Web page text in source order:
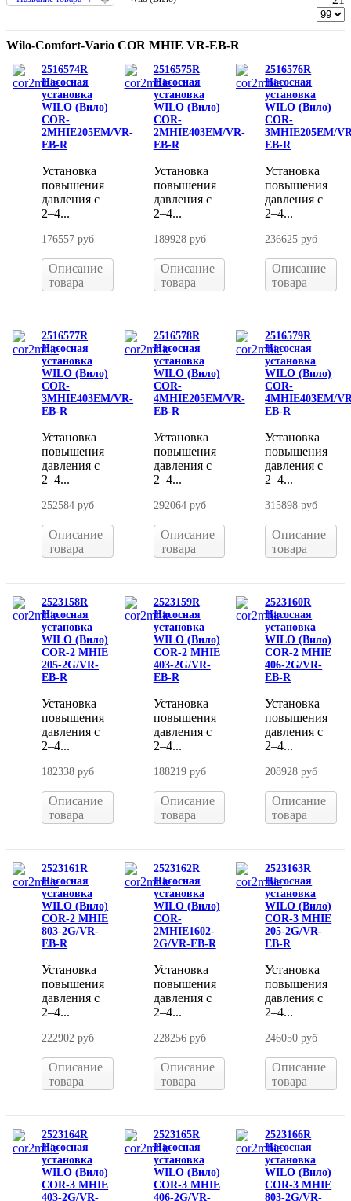
Wilo-Comfort-Vario COR MHIE VR-EB-R
2516574R
Насосная
установка
WILO (Вило)
COR-
2MHIE205EM/VR-
EB-R
Установка
повышения
давления с
2–4...
176557 руб
Описание
товара
2516575R
Насосная
установка
WILO (Вило)
COR-
2MHIE403EM/VR-
EB-R
Установка
повышения
давления с
2–4...
189928 руб
Описание
товара
2516576R
Насосная
установка
WILO (Вило)
COR-
3MHIE205EM/
EB-R
Установка
повышения
давления с
2–4...
236625 руб
Описание
товара
2516577R
Насосная
установка
WILO (Вило)
COR-
3MHIE403EM/VR-
EB-R
Установка
повышения
давления с
2–4...
252584 руб
Описание
товара
2516578R
Насосная
установка
WILO (Вило)
COR-
4MHIE205EM/VR-
EB-R
Установка
повышения
давления с
2–4...
292064 руб
Описание
товара
2516579R
Насосная
установка
WILO (Вило)
COR-
4MHIE403EM/
EB-R
Установка
повышения
давления с
2–4...
315898 руб
Описание
товара
2523158R
Насосная
установка
WILO (Вило)
COR-2 MHIE
205-2G/VR-
EB-R
Установка
повышения
давления с
2–4...
182338 руб
Описание
товара
2523159R
Насосная
установка
WILO (Вило)
COR-2 MHIE
403-2G/VR-
EB-R
Установка
повышения
давления с
2–4...
188219 руб
Описание
товара
2523160R
Насосная
установка
WILO (Вило)
COR-2 MHIE
406-2G/VR-
EB-R
Установка
повышения
давления с
2–4...
208928 руб
Описание
товара
2523161R
Насосная
установка
WILO (Вило)
COR-2 MHIE
803-2G/VR-
EB-R
Установка
повышения
давления с
2–4...
222902 руб
Описание
товара
2523162R
Насосная
установка
WILO (Вило)
COR-
2MHIE1602-
2G/VR-EB-R
Установка
повышения
давления с
2–4...
228256 руб
Описание
товара
2523163R
Насосная
установка
WILO (Вило)
COR-3 MHIE
205-2G/VR-
EB-R
Установка
повышения
давления с
2–4...
246050 руб
Описание
товара
2523164R
Насосная
установка
WILO (Вило)
COR-3 MHIE
403-2G/VR-
2523165R
Насосная
установка
WILO (Вило)
COR-3 MHIE
406-2G/VR-
2523166R
Насосная
установка
WILO (Вило)
COR-3 MHIE
803-2G/VR-